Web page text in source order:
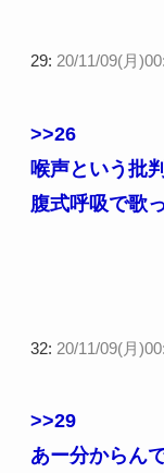
29: 20/11/09(月
>>26
喉声という批
腹式呼吸で歌
32: 20/11/09(月
>>29
あー分からん